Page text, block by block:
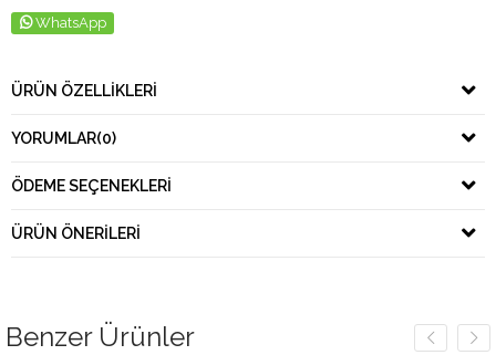
WhatsApp
ÜRÜN ÖZELLIKLERI
YORUMLAR(0)
ÖDEME SEÇENEKLERI
ÜRÜN ÖNERILERI
Benzer Ürünler